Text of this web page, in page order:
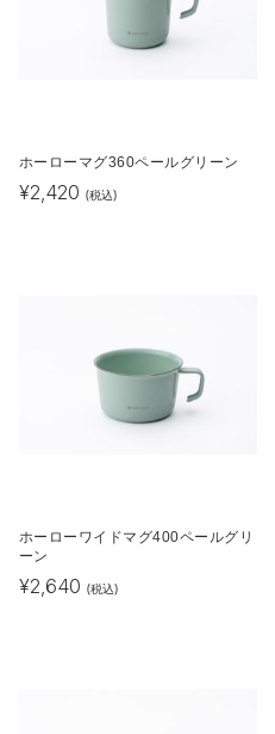
ホーローマグ360ペールグリーン
¥2,420 (税込)
ホーローワイドマグ400ペールグリ
ーン
¥2,640 (税込)